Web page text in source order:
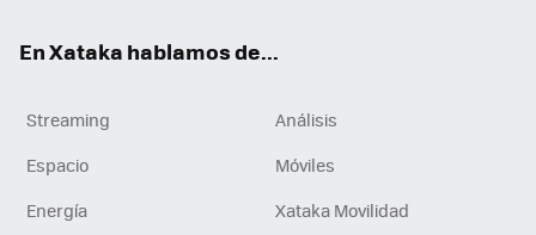
En Xataka hablamos de...
Streaming
Análisis
Espacio
Móviles
Energía
Xataka Movilidad